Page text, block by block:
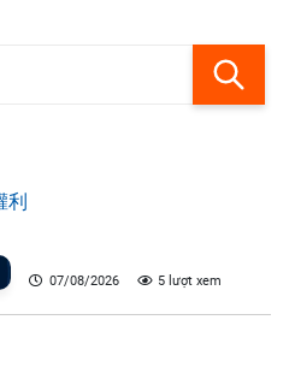
利
07/08/2026 5 lượt xem